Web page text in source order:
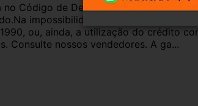
no Código de Defesa do Consumidor,
impossibilidade de reparar o
ou, ainda, a utilização do crédito
Consulte nossos vendedores. A ga...